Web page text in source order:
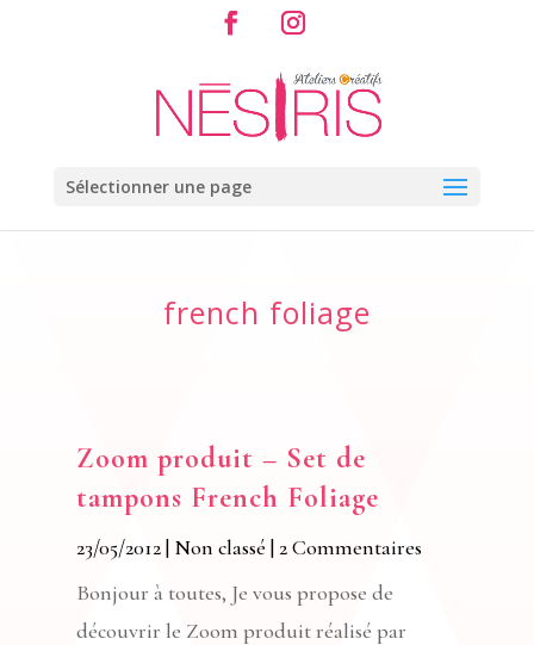
Sélectionner une page
french foliage
Zoom produit – Set de
tampons French Foliage
23/05/2012| Non classé | 2 Commentaires
Bonjour à toutes, Je vous propose de
découvrir le Zoom produit réalisé par